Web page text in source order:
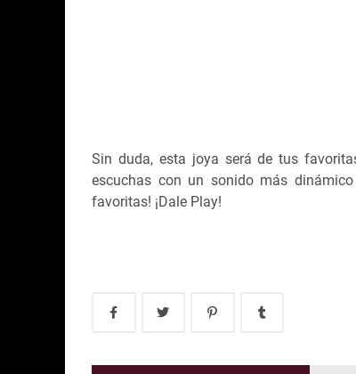
Sin duda, esta joya será de tus
escuchas con un sonido más
favoritas! ¡Dale Play!